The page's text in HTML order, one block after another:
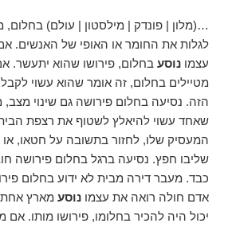
…(מלון | פונדק | מילסטון | עולם) בחלום,
לגלות את החומר או האופי של האנשים.
עצמונוסע בחלום, פירושו שהוא יתעשר.
מטיילים בחלום, זה אומר שהוא עשוי לקבל
הזה. נסיעה בחלום פירושה גם שינוי
שאחד עשוי להיאלץ לשטוף את רצפת
המעסיק שלו, לחזור בתשובה על חטאו,
שליבו חפץ. נסיעה ברגל בחלום פירושה
כבד. מעבר דירה מבית לא ידוע בחלום
אדם חולה רואה את עצמונוסע מארץ
יכול היה להכיר בחלומו, פירושו מותו. אם